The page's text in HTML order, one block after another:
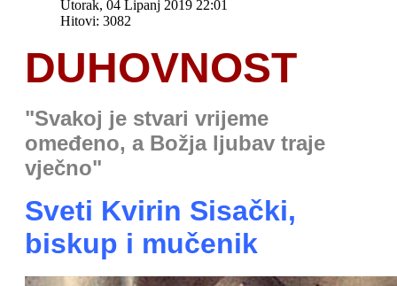
Utorak, 04 Lipanj 2019 22:01
Hitovi: 3082
DUHOVNOST
"Svakoj je stvari vrijeme
omeđeno, a Božja ljubav traje
vječno"
Sveti Kvirin Sisački,
biskup i mučenik